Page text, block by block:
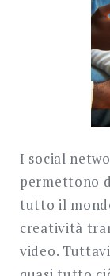
I social
permettono
tutto il
creatività
video.